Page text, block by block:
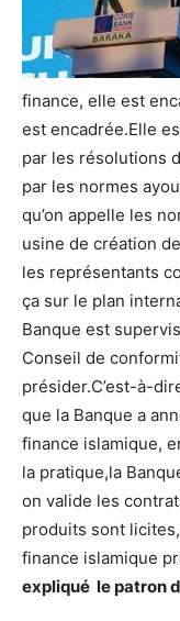
finance, elle est
est encadrée.Elle
par les résolutions
par les normes
qu’on appelle les
usine de création
les représentants
ça sur le plan
Banque est
Conseil de
présider.C’est-à-
que la Banque a
finance islamique,
la pratique,la
on valide les
produits sont
finance islamique
expliqué le patron